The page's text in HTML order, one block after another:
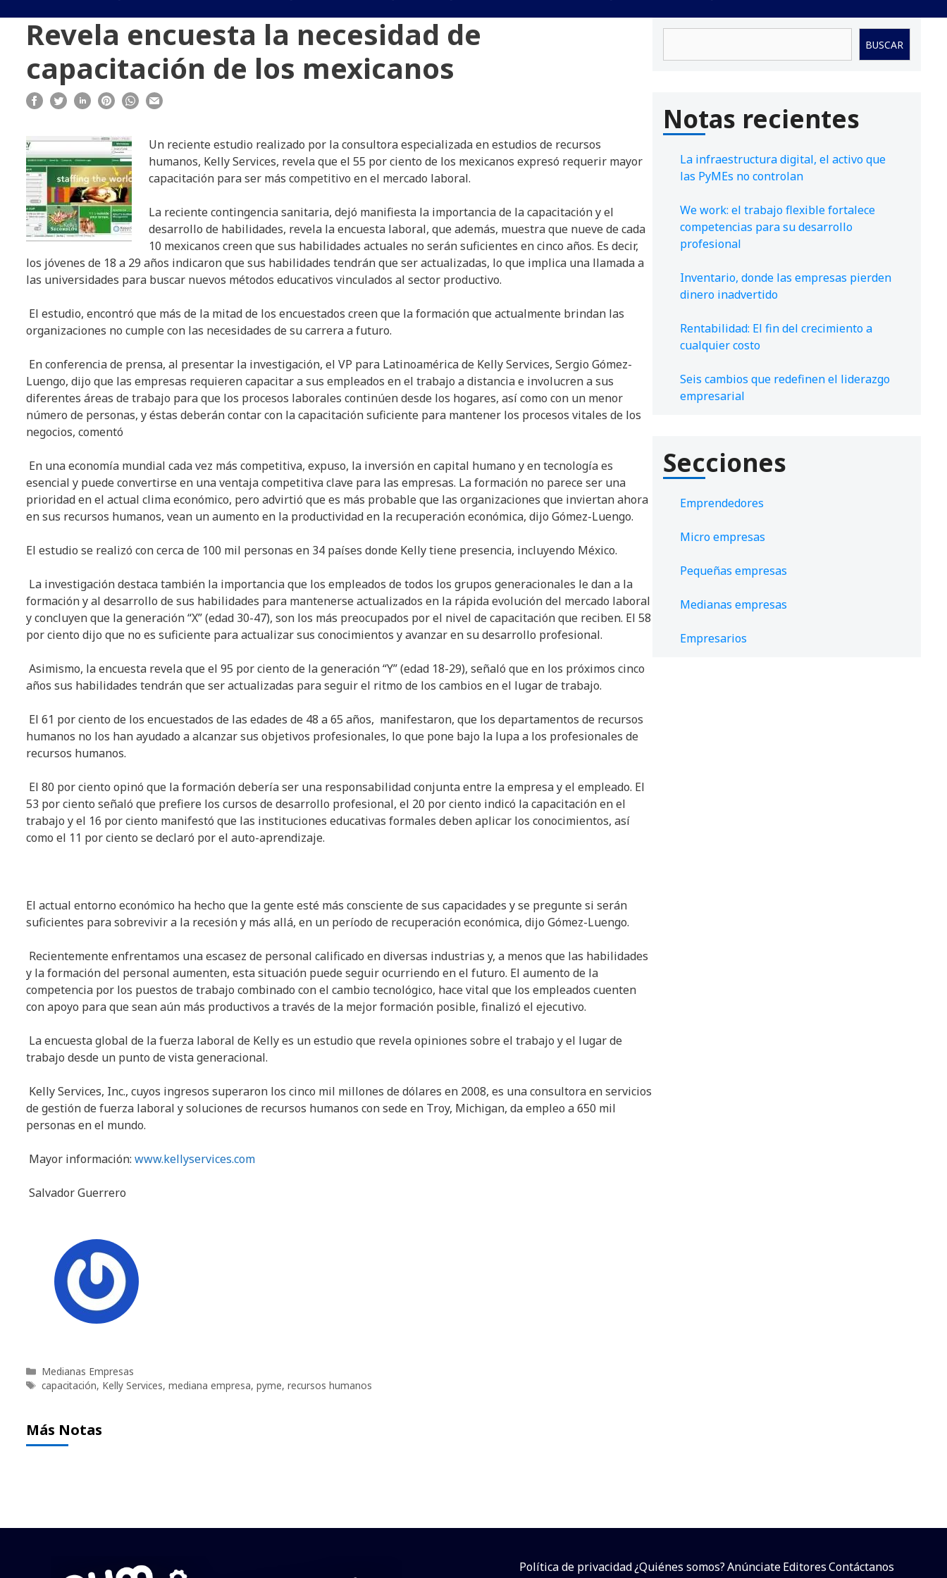
Revela encuesta la necesidad de
capacitación de los mexicanos
Un reciente estudio realizado por la consultora especializada en estudios de recursos
humanos, Kelly Services, revela que el 55 por ciento de los mexicanos expresó requerir mayor
capacitación para ser más competitivo en el mercado laboral.
La reciente contingencia sanitaria, dejó manifiesta la importancia de la capacitación y el
desarrollo de habilidades, revela la encuesta laboral, que además, muestra que nueve de cada
10 mexicanos creen que sus habilidades actuales no serán suficientes en cinco años. Es decir,
los jóvenes de 18 a 29 años indicaron que sus habilidades tendrán que ser actualizadas, lo que implica una llamada a
las universidades para buscar nuevos métodos educativos vinculados al sector productivo.
El estudio, encontró que más de la mitad de los encuestados creen que la formación que actualmente brindan las
organizaciones no cumple con las necesidades de su carrera a futuro.
En conferencia de prensa, al presentar la investigación, el VP para Latinoamérica de Kelly Services, Sergio Gómez-
Luengo, dijo que las empresas requieren capacitar a sus empleados en el trabajo a distancia e involucren a sus
diferentes áreas de trabajo para que los procesos laborales continúen desde los hogares, así como con un menor
número de personas, y éstas deberán contar con la capacitación suficiente para mantener los procesos vitales de los
negocios, comentó
En una economía mundial cada vez más competitiva, expuso, la inversión en capital humano y en tecnología es
esencial y puede convertirse en una ventaja competitiva clave para las empresas. La formación no parece ser una
prioridad en el actual clima económico, pero advirtió que es más probable que las organizaciones que inviertan ahora
en sus recursos humanos, vean un aumento en la productividad en la recuperación económica, dijo Gómez-Luengo.
El estudio se realizó con cerca de 100 mil personas en 34 países donde Kelly tiene presencia, incluyendo México.
La investigación destaca también la importancia que los empleados de todos los grupos generacionales le dan a la
formación y al desarrollo de sus habilidades para mantenerse actualizados en la rápida evolución del mercado laboral
y concluyen que la generación “X” (edad 30-47), son los más preocupados por el nivel de capacitación que reciben. El 58
por ciento dijo que no es suficiente para actualizar sus conocimientos y avanzar en su desarrollo profesional.
Asimismo, la encuesta revela que el 95 por ciento de la generación “Y” (edad 18-29), señaló que en los próximos cinco
años sus habilidades tendrán que ser actualizadas para seguir el ritmo de los cambios en el lugar de trabajo.
El 61 por ciento de los encuestados de las edades de 48 a 65 años, manifestaron, que los departamentos de recursos
humanos no los han ayudado a alcanzar sus objetivos profesionales, lo que pone bajo la lupa a los profesionales de
recursos humanos.
El 80 por ciento opinó que la formación debería ser una responsabilidad conjunta entre la empresa y el empleado. El
53 por ciento señaló que prefiere los cursos de desarrollo profesional, el 20 por ciento indicó la capacitación en el
trabajo y el 16 por ciento manifestó que las instituciones educativas formales deben aplicar los conocimientos, así
como el 11 por ciento se declaró por el auto-aprendizaje.
El actual entorno económico ha hecho que la gente esté más consciente de sus capacidades y se pregunte si serán
suficientes para sobrevivir a la recesión y más allá, en un período de recuperación económica, dijo Gómez-Luengo.
Recientemente enfrentamos una escasez de personal calificado en diversas industrias y, a menos que las habilidades
y la formación del personal aumenten, esta situación puede seguir ocurriendo en el futuro. El aumento de la
competencia por los puestos de trabajo combinado con el cambio tecnológico, hace vital que los empleados cuenten
con apoyo para que sean aún más productivos a través de la mejor formación posible, finalizó el ejecutivo.
La encuesta global de la fuerza laboral de Kelly es un estudio que revela opiniones sobre el trabajo y el lugar de
trabajo desde un punto de vista generacional.
Kelly Services, Inc., cuyos ingresos superaron los cinco mil millones de dólares en 2008, es una consultora en servicios
de gestión de fuerza laboral y soluciones de recursos humanos con sede en Troy, Michigan, da empleo a 650 mil
personas en el mundo.
Mayor información: www.kellyservices.com
Salvador Guerrero
Categorías
Medianas Empresas
Etiquetas
capacitación, Kelly Services, mediana empresa, pyme, recursos humanos
Más Notas
BUSCAR
Notas recientes
La infraestructura digital, el activo que
las PyMEs no controlan
We work: el trabajo flexible fortalece
competencias para su desarrollo
profesional
Inventario, donde las empresas pierden
dinero inadvertido
Rentabilidad: El fin del crecimiento a
cualquier costo
Seis cambios que redefinen el liderazgo
empresarial
Secciones
Emprendedores
Micro empresas
Pequeñas empresas
Medianas empresas
Empresarios
Política de privacidad¿Quiénes somos?AnúnciateEditoresContáctanos